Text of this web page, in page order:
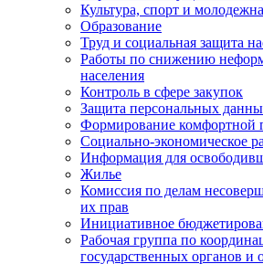
Культура, спорт и
Образование
Труд и социальная защита
Работы по снижению
населения
Контроль в сфере закупок
Защита персональных
Формирование комфортной
Социально-экономическое
Информация для
Жилье
Комиссия по делам
их прав
Инициативное
Рабочая группа по
государственных органов и